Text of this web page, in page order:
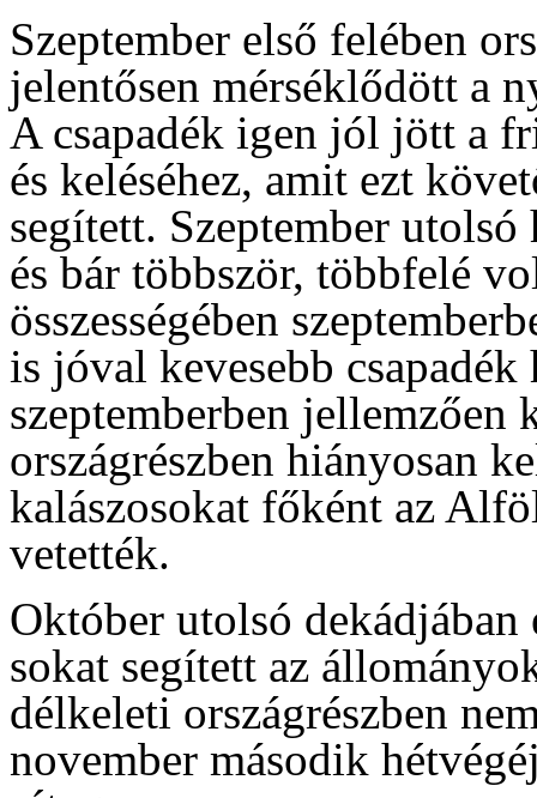
Szeptember első felében
jelentősen mérséklődött a
A csapadék igen jól jött a
és keléséhez, amit ezt
segített. Szeptember
és bár többször, többfelé
összességében
is jóval kevesebb
szeptemberben jellemzően
országrészben hiányosan
kalászosokat főként az
vetették.
Október utolsó dekádjában
sokat segített az
délkeleti országrészben
november második